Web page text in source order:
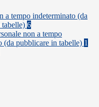
a tempo indeterminato (da
6
non a tempo
(da pubblicare in tabelle) 1